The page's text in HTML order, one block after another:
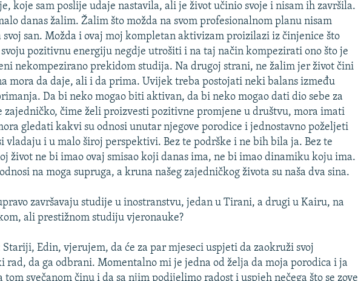
koje sam poslije udaje nastavila, ali je život učinio svoje i nisam ih završila.
danas žalim. Žalim što možda na svom profesionalnom planu nisam
svoj san. Možda i ovaj moj kompletan aktivizam proizilazi iz činjenice što
pozitivnu energiju negdje utrošiti i na taj način kompezirati ono što je
nekompezirano prekidom studija. Na drugoj strani, ne žalim jer život čini
mora da daje, ali i da prima. Uvijek treba postojati neki balans između
Da bi neko mogao biti aktivan, da bi neko mogao dati dio sebe za
zajedničko, čime želi proizvesti pozitivne promjene u društvu, mora imati
gledati kakvi su odnosi unutar njegove porodice i jednostavno poželjeti
vladaju i u malo široj perspektivi. Bez te podrške i ne bih bila ja. Bez te
život ne bi imao ovaj smisao koji danas ima, ne bi imao dinamiku koju ima.
odnosi na moga supruga, a kruna našeg zajedničkog života su naša dva sina.
završavaju studije u inostranstvu, jedan u Tirani, a drugi u Kairu, na
ali prestižnom studiju vjeronauke?
Stariji, Edin, vjerujem, da će za par mjeseci uspjeti da zaokruži svoj
rad, da ga odbrani. Momentalno mi je jedna od želja da moja porodica i ja
tom svečanom činu i da sa njim podijelimo radost i uspjeh nečega što se zove